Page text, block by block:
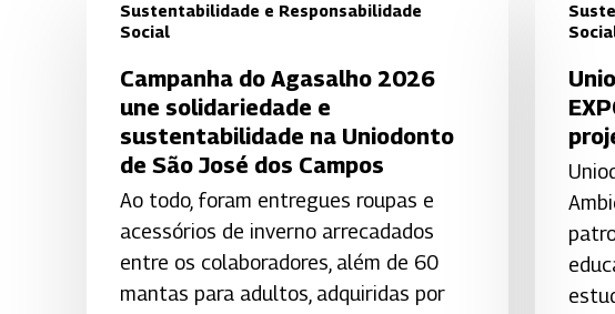
Sustentabilidade e Responsabilidade
Social
Campanha
Agasalho
2026
solidariedade
sustentabilidade
Campanha do Agasalho 2026
une solidariedade e
sustentabilidade na Uniodonto
de São José dos Campos
Ao todo, foram entregues roupas e
acessórios de inverno arrecadados
entre os colaboradores, além de 60
mantas para adultos, adquiridas por
Londrina
participa
EXPO
Ambiental